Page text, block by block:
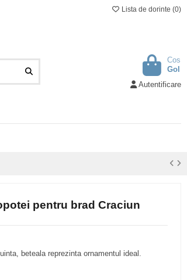
Lista de dorinte (0)
Cos
Gol
Autentificare
pentru brad Craciun
beteala reprezinta ornamentul ideal.